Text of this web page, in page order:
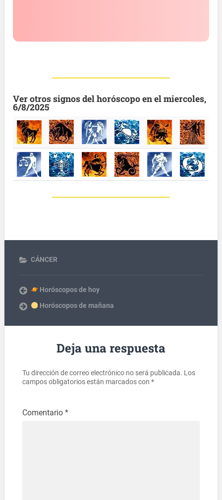
Ver otros signos del horóscopo en el miercoles,
6/8/2025
CÁNCER
Horóscopos de hoy
Horóscopos de mañana
Deja una respuesta
Tu dirección de correo electrónico no será publicada. Los
campos obligatorios están marcados con *
Comentario *